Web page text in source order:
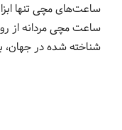
ساعت‌های مچی تنها
ساعت مچی مردانه از
شناخته شده در جهان،